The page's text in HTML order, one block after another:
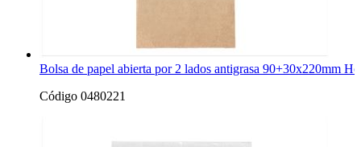
Bolsa de papel abierta por 2 lados antigrasa 90+30x220mm
Código 0480221